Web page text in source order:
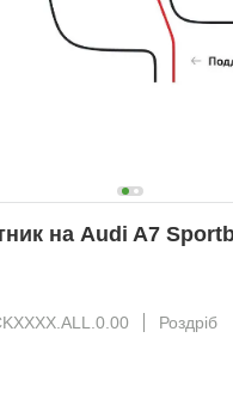
на Audi A7
Роздріб